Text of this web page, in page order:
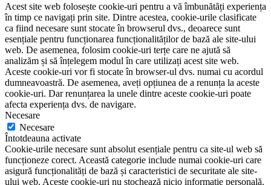
Acest site web folosește cookie-uri pentru a vă îmbunătăți experiența
în timp ce navigați prin site. Dintre acestea, cookie-urile clasificate
ca fiind necesare sunt stocate în browserul dvs., deoarece sunt
esențiale pentru funcționarea funcționalităților de bază ale site-ului
web. De asemenea, folosim cookie-uri terțe care ne ajută să
analizăm și să înțelegem modul în care utilizați acest site web.
Aceste cookie-uri vor fi stocate în browser-ul dvs. numai cu acordul
dumneavoastră. De asemenea, aveți opțiunea de a renunța la aceste
cookie-uri. Dar renunțarea la unele dintre aceste cookie-uri poate
afecta experiența dvs. de navigare.
Necesare
Necesare
Întotdeauna activate
Cookie-urile necesare sunt absolut esențiale pentru ca site-ul web să
funcționeze corect. Această categorie include numai cookie-uri care
asigură funcționalități de bază și caracteristici de securitate ale site-
ului web. Aceste cookie-uri nu stochează nicio informație personală.